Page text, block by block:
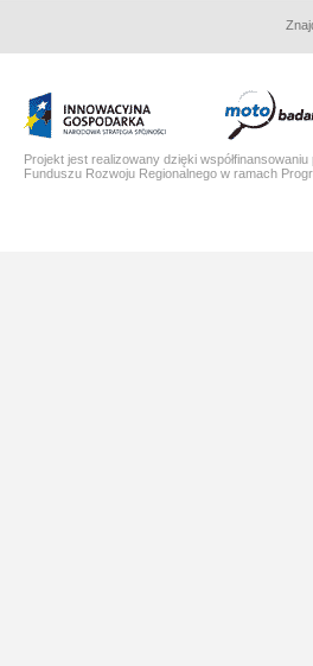
Projekt jest realizowany dzięki
Funduszu Rozwoju Regionalnego w ramach